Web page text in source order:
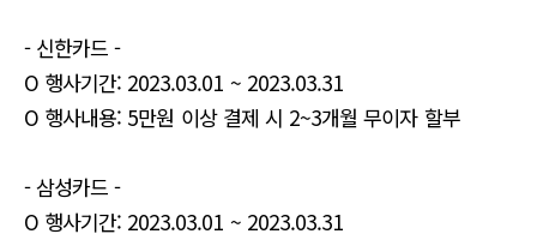
- 신한카드 -
O 행사기간: 2023.03.01 ~ 2023.03.31
O 행사내용: 5만원 이상 결제 시 2~3개월 무이자 할부
- 삼성카드 -
O 행사기간: 2023.03.01 ~ 2023.03.31